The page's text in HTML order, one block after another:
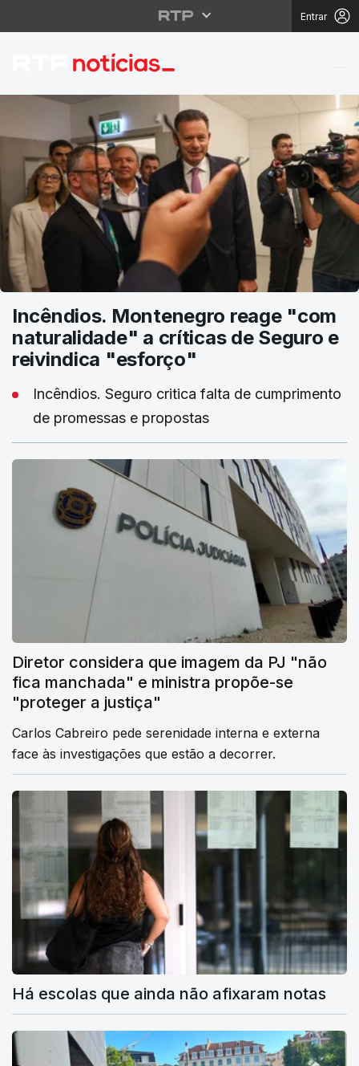
Entrar
RTP Notícias
Incêndios. Montenegro reage "com
naturalidade" a críticas de Seguro e
reivindica "esforço"
Incêndios. Seguro critica falta de cumprimento
de promessas e propostas
Diretor considera que imagem da PJ "não
fica manchada" e ministra propõe-se
"proteger a justiça"
Carlos Cabreiro pede serenidade interna e externa
face às investigações que estão a decorrer.
Há escolas que ainda não afixaram notas